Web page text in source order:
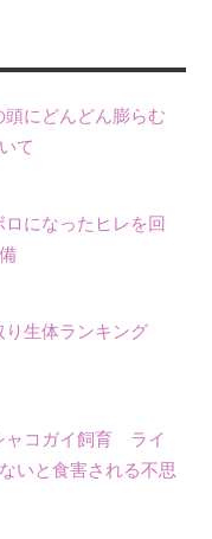
頭にどんどん膨らむ
て
ロになったヒレを回
り生体ランキング
ャコガイ飼育 ライ
いと食害される不思